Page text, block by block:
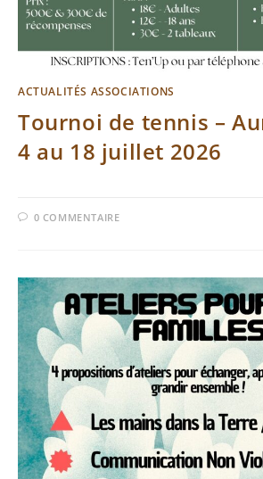
ACTUALITÉS ASSOCIATIONS
Tournoi de tennis –
4 au 18 juillet 2026
0 COMMENTAIRE